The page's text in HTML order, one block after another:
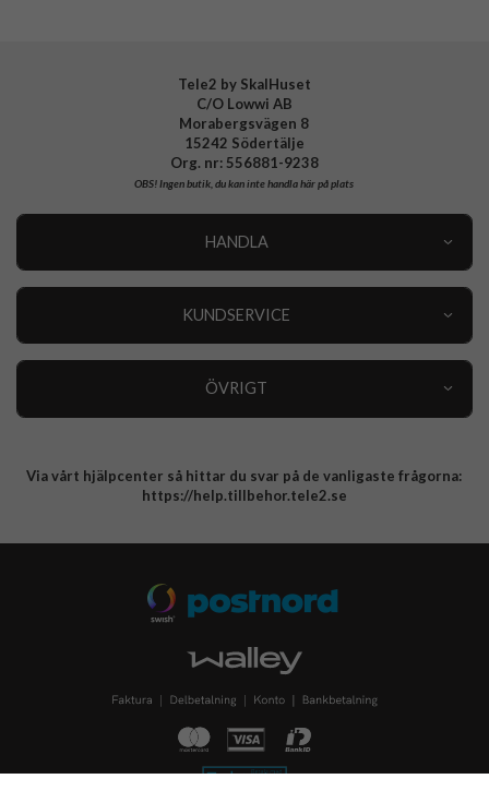
Tele2 by SkalHuset
C/O Lowwi AB
Morabergsvägen 8
15242 Södertälje
Org. nr: 556881-9238
OBS!Ingen butik, du kan inte handla här på plats
HANDLA
KUNDSERVICE
ÖVRIGT
Integritetspolicy
Via vårt hjälpcenter så hittar du svar på de vanligaste frågorna:
https://help.tillbehor.tele2.se